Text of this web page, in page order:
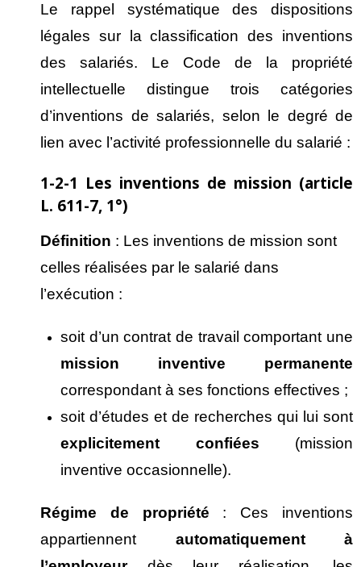
Le rappel systématique des dispositions
légales sur la classification des inventions
des salariés. Le Code de la propriété
intellectuelle distingue trois catégories
d’inventions de salariés, selon le degré de
lien avec l’activité professionnelle du salarié :
1-2-1 Les inventions de mission (article
L. 611-7, 1°)
Définition : Les inventions de mission sont
celles réalisées par le salarié dans
l’exécution :
soit d’un contrat de travail comportant une
mission inventive permanente
correspondant à ses fonctions effectives ;
soit d’études et de recherches qui lui sont
explicitement confiées (mission
inventive occasionnelle).
Régime de propriété : Ces inventions
appartiennent automatiquement à